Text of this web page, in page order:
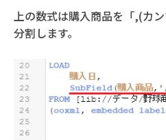
上の数式は購入商品を「,(カ
分割します。